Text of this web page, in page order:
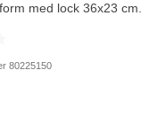
med lock 36x23 cm.
80225150